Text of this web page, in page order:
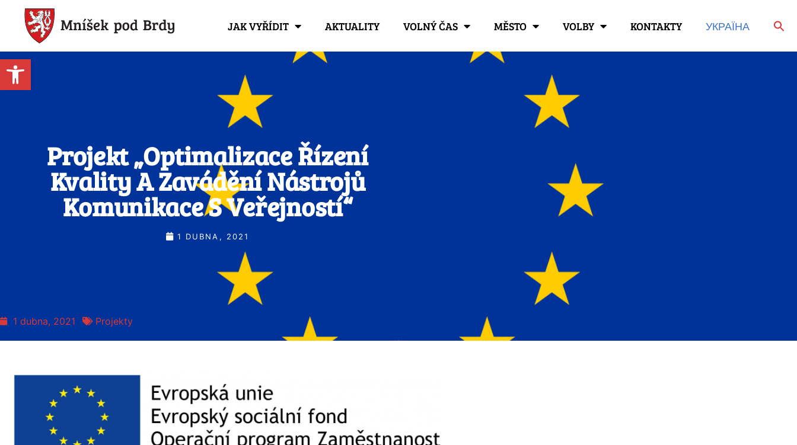
Open toolbar
JAK VYŘÍDIT AKTUALITY VOLNÝ ČAS MĚSTO VOLBY KONTAKTY УКРАЇНА
Projekt „Optimalizace Řízení
Kvality A Zavádění Nástrojů
Komunikace S Veřejností“
1 DUBNA, 2021
1 dubna, 2021 Projekty